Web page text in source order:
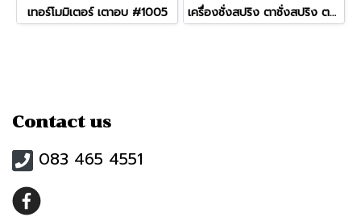
เทอร์โมมิเตอร์ เตาอบ #1005 เครื่องชั่งสปริง ตาชั่งสปริง ตาชั่งอาหาร Kitchen Scale 1 กิโล
Contact us
083 465 4551